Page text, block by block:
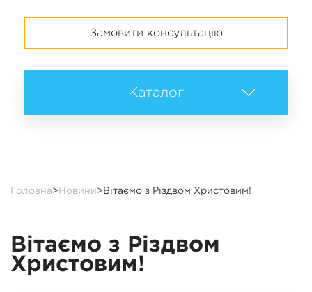
Замовити консультацію
Каталог
Головна> Новини> Вітаємо з Різдвом Христовим!
Вітаємо з Різдвом
Христовим!